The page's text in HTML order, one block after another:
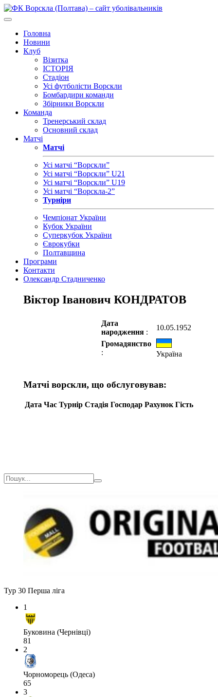
Головна
Новини
Клуб
Візитка
ІСТОРІЯ
Стадіон
Усі футболісти Ворскли
Бомбардири команди
Збірники Ворскли
Команда
Тренерський склад
Основний склад
Матчі
Матчі
Усі матчі “Ворскли”
Усі матчі “Ворскли” U21
Усі матчі “Ворскли” U19
Усі матчі “Ворскла-2”
Турніри
Чемпіонат України
Кубок України
Суперкубок України
Єврокубки
Полтавщина
Програми
Контакти
Олександр Стадниченко
Віктор Іванович КОНДРАТОВ
Дата
народження :
10.05.1952
Громадянство
:
Україна
Матчі ворскли, що обслуговував:
Дата Час Турнір Стадія Господар Рахунок Гість
Тур 30 Перша ліга
1
Буковина (Чернівці)
81
2
Чорноморець (Одеса)
65
3